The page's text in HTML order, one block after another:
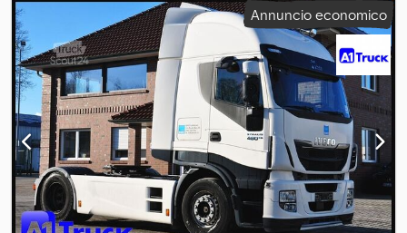
315/80 R22,5
, carburante:diesel, freni:intarder, colore:giallo,
cabina di guida:altro, tipo di ingranaggio: automatico, classe di
emissione:nessuno, sospensione:altro, numero di posti:2
lunghezza totale: 9.600 mm , Anno di produzione:2012, altezza di
costruzione:4.000 mm, numero di letti:1, Equipaggiamento:
ABS,
aria condizionata, computer di bordo, controllo della trazione,
gancio traino rimorchio
, Guarnizione della testa difettosa.
Dcjdpfxewzzkyo Ap Ajk L'Iveco STRALIS AS 260 S42 Y/FS-CM Eco
usato è un camion ad alte prestazioni, dotato di un motore diesel
da 10.308 cc e una potenza di 309 kW (420 CV). Il veicolo,
immatricolato per la prima volta il 03/12/2012, ha percorso 371.140
km. Rispetta la normativa sulle emissioni Euro 5 ed è equipaggiato
Annuncio economico